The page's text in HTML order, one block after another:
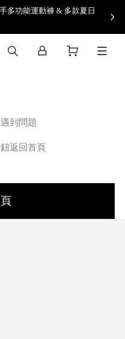
多功能運動褲 & 多款夏日
到問題
返回首頁